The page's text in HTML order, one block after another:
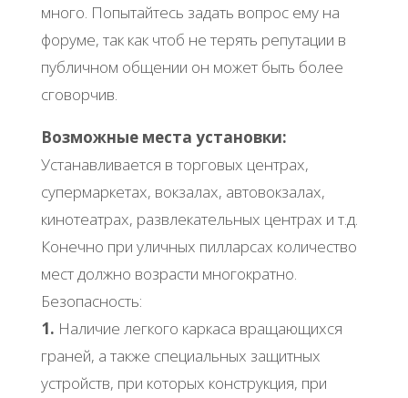
много. Попытайтесь задать вопрос ему на
форуме, так как чтоб не терять репутации в
публичном общении он может быть более
сговорчив.
Возможные места установки:
Устанавливается в торговых центрах,
супермаркетах, вокзалах, автовокзалах,
кинотеатрах, развлекательных центрах и т.д.
Конечно при уличных пилларсах количество
мест должно возрасти многократно.
Безопасность:
1. Наличие легкого каркаса вращающихся
граней, а также специальных защитных
устройств, при которых конструкция, при